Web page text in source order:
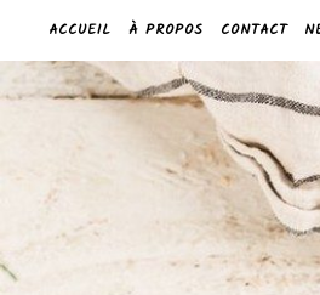
ACCUEIL À PROPOS CONTACT